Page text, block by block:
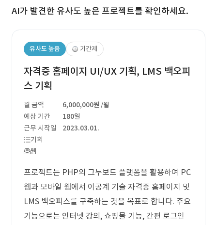
AI가 발견한 유사도 높은 프로젝트를 확인하세요.
유사도 높음 기간제
자격증 홈페이지 UI/UX 기획, LMS 백오피
스 기획
월 금액 6,000,000원 /월
예상 기간
180일
근무 시작일
2023.03.01.
기획
웹
프로젝트는 PHP의 그누보드 플랫폼을 활용하여 PC
웹과 모바일 웹에서 이공계 기술 자격증 홈페이지 및
LMS 백오피스를 구축하는 것을 목표로 합니다. 주요
기능으로는 인터넷 강의, 쇼핑몰 기능, 간편 로그인